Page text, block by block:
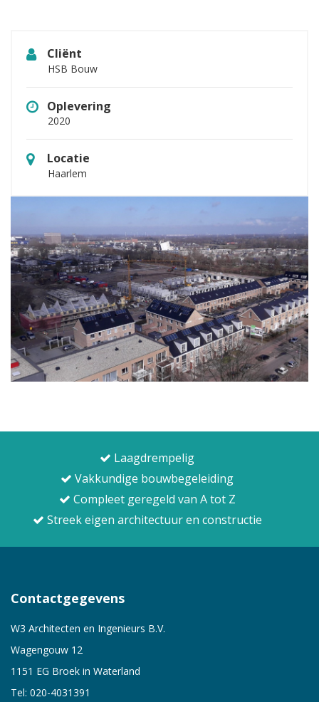
Cliënt
HSB Bouw
Oplevering
2020
Locatie
Haarlem
Laagdrempelig
Vakkundige bouwbegeleiding
Compleet geregeld van A tot Z
Streek eigen architectuur en constructie
Contactgegevens
W3 Architecten en Ingenieurs B.V.
Wagengouw 12
1151 EG Broek in Waterland
Tel: 020-4031391